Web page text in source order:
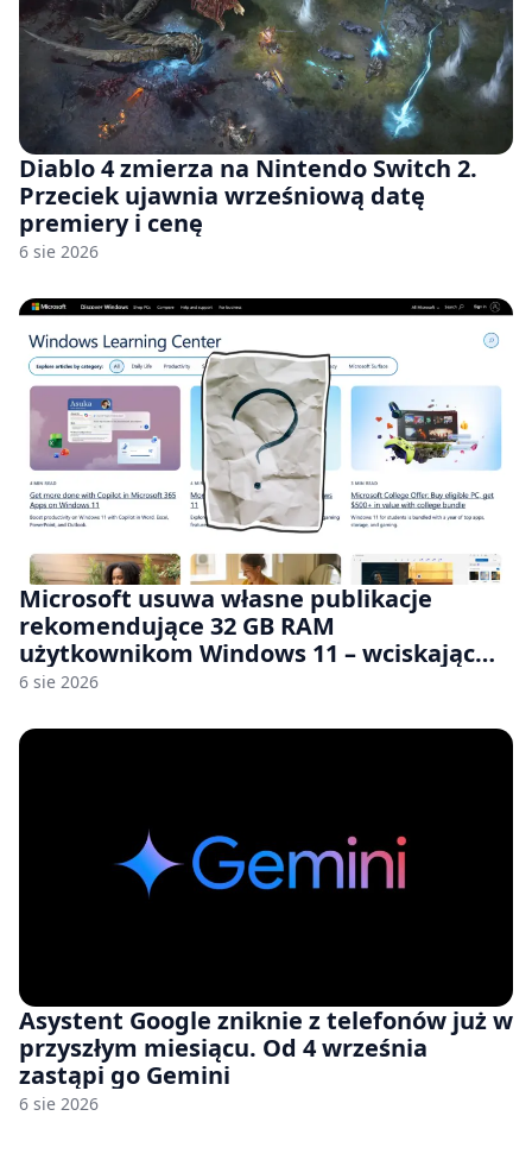
Diablo 4 zmierza na Nintendo Switch 2.
Przeciek ujawnia wrześniową datę
premiery i cenę
6 sie 2026
Microsoft usuwa własne publikacje
rekomendujące 32 GB RAM
użytkownikom Windows 11 – wciskając
nam przy tym komputery z 8 GB RAM po
6 sie 2026
Asystent Google zniknie z telefonów już w
przyszłym miesiącu. Od 4 września
zastąpi go Gemini
6 sie 2026